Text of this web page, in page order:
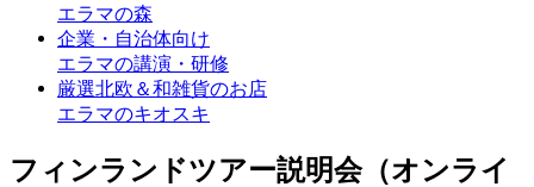
エラマの森
企業・自治体向け
エラマの講演・研修
厳選北欧＆和雑貨のお店
エラマのキオスキ
フィンランドツアー説明会（オンライ